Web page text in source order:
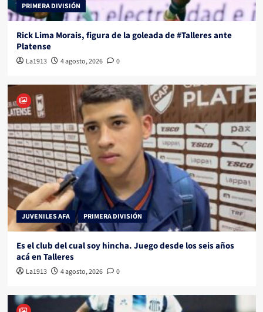
PRIMERA DIVISIÓN
Rick Lima Morais, figura de la goleada de #Talleres ante
Platense
La1913 4 agosto, 2026 0
JUVENILES AFA PRIMERA DIVISIÓN
Es el club del cual soy hincha. Juego desde los seis años
acá en Talleres
La1913 4 agosto, 2026 0